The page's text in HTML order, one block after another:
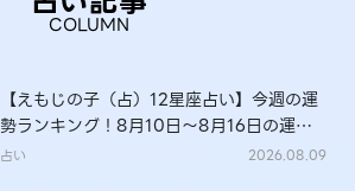
COLUMN
【えもじの子（占）12星座占い】今週の運
勢ランキング！8月10日～8月16日の運勢
は？
占い 2026.08.09